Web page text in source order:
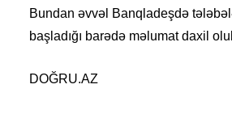
Bundan əvvəl Banqladeşdə
başladığı barədə məlumat daxil
DOĞRU.AZ